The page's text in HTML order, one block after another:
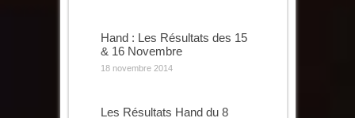
Hand : Les Résultats des 15
& 16 Novembre
18 novembre 2014
Les Résultats Hand du 8